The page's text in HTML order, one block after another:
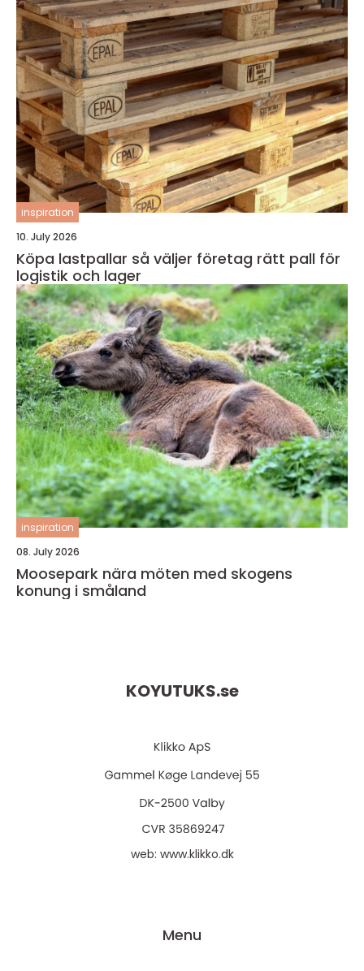
inspiration
10. July 2026
Köpa lastpallar så väljer företag rätt pall för
logistik och lager
inspiration
08. July 2026
Moosepark nära möten med skogens
konung i småland
KOYUTUKS.se
web: www.klikko.dk
Menu